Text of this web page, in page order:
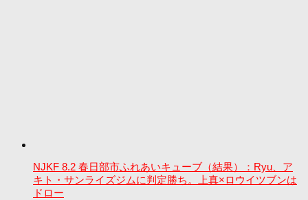
NJKF 8.2 春日部市ふれあいキューブ（結果）：Ryu、ア
キト・サンライズジムに判定勝ち。上真×ロウイツブンは
ドロー